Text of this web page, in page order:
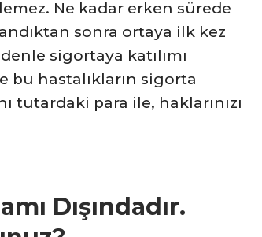
Ne kadar erken sürede
sonra ortaya ilk kez
sigortaya katılımı
bu hastalıkların sigorta
tutardaki para ile, haklarınızı
Dışındadır.